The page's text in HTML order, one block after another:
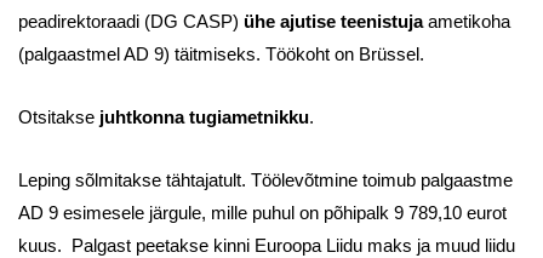
peadirektoraadi (DG CASP) ühe ajutise teenistujaametikoha
(palgaastmel AD 9) täitmiseks. Töökoht on Brüssel.
Otsitakse juhtkonna tugiametnikku.
Leping sõlmitakse tähtajatult. Töölevõtmine toimub palgaastme
AD 9 esimesele järgule, mille puhul on põhipalk 9 789,10 eurot
kuus. Palgast peetakse kinni Euroopa Liidu maks ja muud liidu